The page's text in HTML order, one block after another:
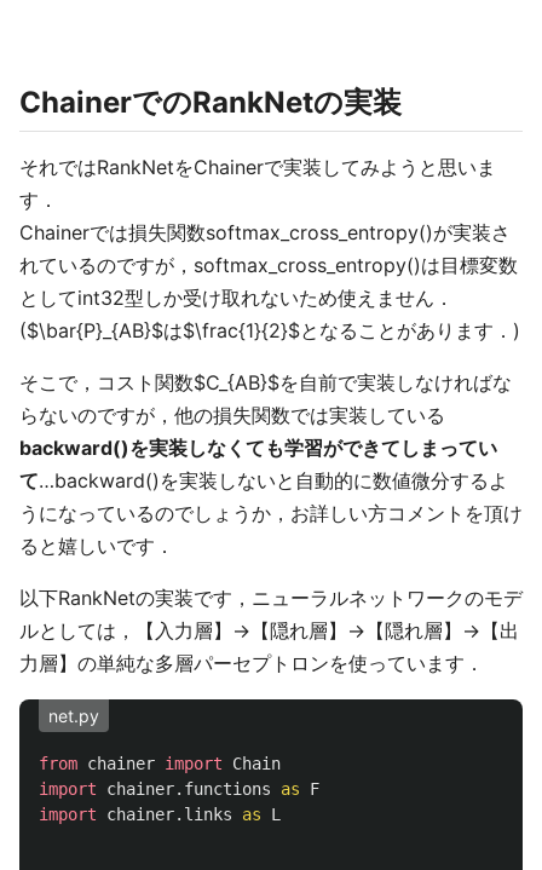
ChainerでのRankNetの実装
それではRankNetをChainerで実装してみようと思いま
す．
Chainerでは損失関数softmax_cross_entropy()が実装さ
れているのですが，softmax_cross_entropy()は目標変数
としてint32型しか受け取れないため使えません．
($\bar{P}_{AB}$は$\frac{1}{2}$となることがあります．)
そこで，コスト関数$C_{AB}$を自前で実装しなければな
らないのですが，他の損失関数では実装している
backward()を実装しなくても学習ができてしまってい
て…backward()を実装しないと自動的に数値微分するよ
うになっているのでしょうか，お詳しい方コメントを頂け
ると嬉しいです．
以下RankNetの実装です，ニューラルネットワークのモデ
ルとしては，【入力層】->【隠れ層】->【隠れ層】->【出
力層】の単純な多層パーセプトロンを使っています．
net.py
from chainer import
Chain
import
chainer.functions as
F
import
chainer.links as L